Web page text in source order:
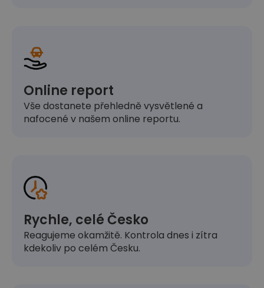
Online report
Vše dostanete přehledně vysvětlené a
nafocené v našem online reportu.
Rychle, celé Česko
Reagujeme okamžitě. Kontrola dnes i zítra
kdekoliv po celém Česku.